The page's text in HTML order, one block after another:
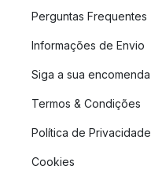
Perguntas Frequentes
Informações de Envio
Siga a sua encomenda
Termos & Condições
Política de Privacidade
Cookies